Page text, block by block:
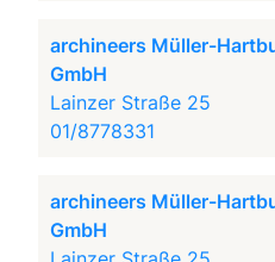
archineers Müller-
GmbH
Lainzer Straße 25
01/8778331
archineers Müller-
GmbH